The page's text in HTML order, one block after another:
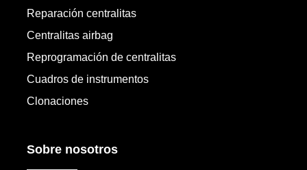
Reparación centralitas
Centralitas airbag
Reprogramación de centralitas
Cuadros de instrumentos
Clonaciones
Sobre nosotros